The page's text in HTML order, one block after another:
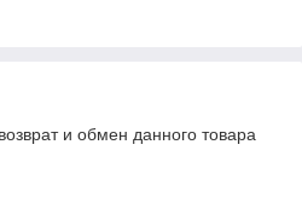
и обмен данного товара